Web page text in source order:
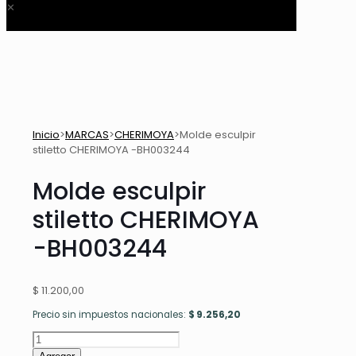
✕
Inicio>MARCAS>CHERIMOYA>Molde esculpir
stiletto CHERIMOYA -BH003244
Molde esculpir
stiletto CHERIMOYA
-BH003244
$ 11.200,00
Precio sin impuestos nacionales: $ 9.256,20
Molde